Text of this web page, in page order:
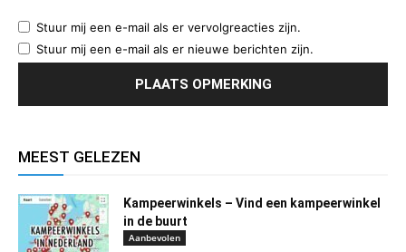
Stuur mij een e-mail als er vervolgreacties zijn.
Stuur mij een e-mail als er nieuwe berichten zijn.
MEEST GELEZEN
Kampeerwinkels – Vind een kampeerwinkel
in de buurt
Aanbevolen